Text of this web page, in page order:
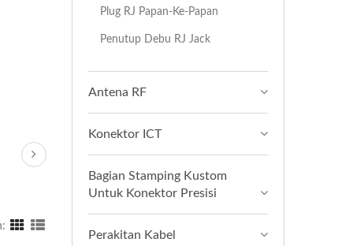
Plug RJ Papan-Ke-Papan
Penutup Debu RJ Jack
Antena RF
Konektor ICT
Bagian Stamping Kustom
Untuk Konektor Presisi
Perakitan Kabel